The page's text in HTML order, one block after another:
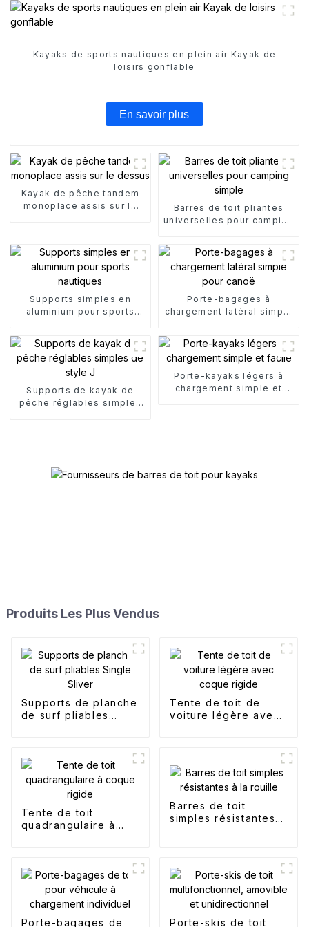
Kayaks de sports nautiques en plein air Kayak de
loisirs gonflable
En savoir plus
Kayak de pêche tandem
monoplace assis sur le
Barres de toit pliantes
universelles pour camping
Supports simples en
aluminium pour sports
Porte-bagages à
chargement latéral simple
Supports de kayak de
pêche réglables simples
Porte-kayaks légers à
chargement simple et
Produits Les Plus Vendus
Supports de planche
de surf pliables
Tente de toit de
voiture légère avec
Tente de toit
quadrangulaire à
Barres de toit
simples résistantes à
Porte-bagages de Porte-skis de toit